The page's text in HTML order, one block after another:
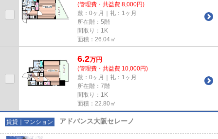
(管理費・共益費 8,000円)
敷：0ヶ月｜礼：1ヶ月
所在階：5階
間取り：1K
面積：26.04㎡
6.2万円
(管理費・共益費 10,000円)
敷：0ヶ月｜礼：1ヶ月
所在階：7階
間取り：1K
面積：22.80㎡
賃貸｜マンション アドバンス大阪セレーノ